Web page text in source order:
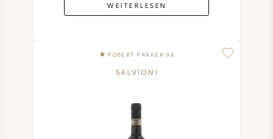
WEITERLESEN
ROBERT PARKER 98
SALVIONI